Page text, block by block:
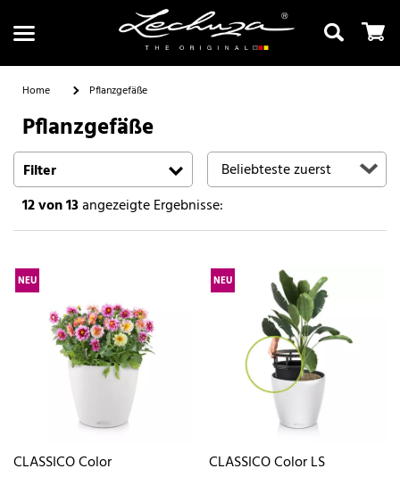
Suchen
Home Pflanzgefäße
Pflanzgefäße
Filter
12von 13angezeigte Ergebnisse:
NEU
CLASSICO Color
NEU
CLASSICO Color LS